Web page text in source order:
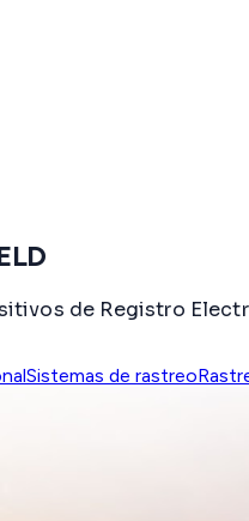
de Registro
Sistemas de rastreo